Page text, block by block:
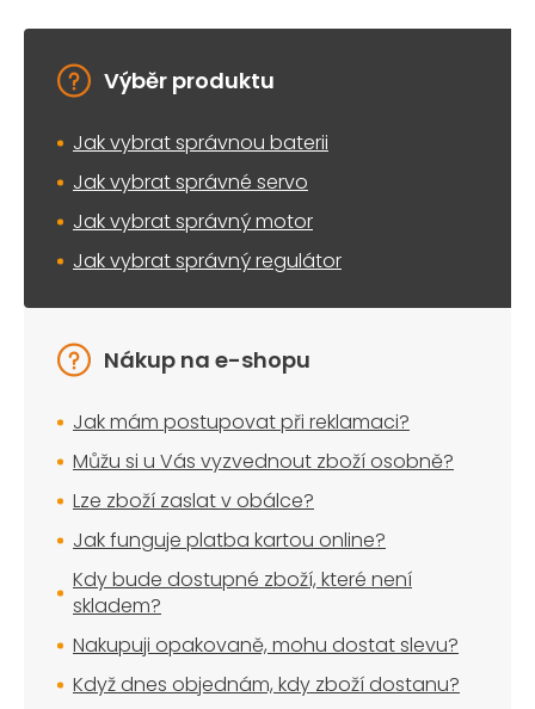
Výběr produktu
Jak vybrat správnou baterii
Jak vybrat správné servo
Jak vybrat správný motor
Jak vybrat správný regulátor
Nákup na e-shopu
Jak mám postupovat při reklamaci?
Můžu si u Vás vyzvednout zboží osobně?
Lze zboží zaslat v obálce?
Jak funguje platba kartou online?
Kdy bude dostupné zboží, které není
skladem?
Nakupuji opakovaně, mohu dostat slevu?
Když dnes objednám, kdy zboží dostanu?